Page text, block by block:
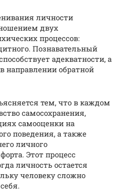
личности
двух
процессов:
Познавательный
адекватности, а
направлении обратной
тем, что в каждом
самосохранения,
самооценки на
поведения, а также
личного
Этот процесс
личность остается
человеку сложно